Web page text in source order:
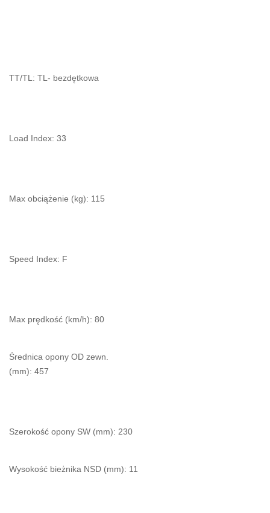
TT/TL: TL- bezdętkowa
Load Index: 33
Max obciążenie (kg): 115
Speed Index: F
Max prędkość (km/h): 80
Średnica opony OD zewn.
(mm): 457
Szerokość opony SW (mm): 230
Wysokość bieżnika NSD (mm): 11